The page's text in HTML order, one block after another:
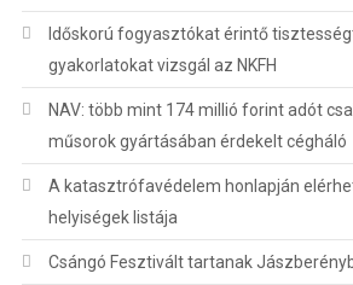
Időskorú fogyasztókat érintő
gyakorlatokat vizsgál az NKFH
NAV: több mint 174 millió forint adót
műsorok gyártásában érdekelt cégháló
A katasztrófavédelem honlapján
helyiségek listája
Csángó Fesztivált tartanak